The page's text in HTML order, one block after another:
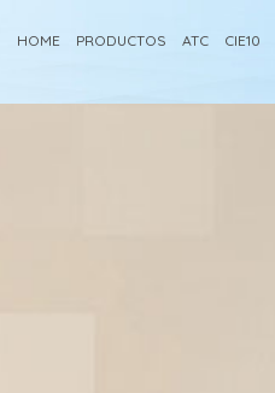
HOME PRODUCTOS ATC CIE10